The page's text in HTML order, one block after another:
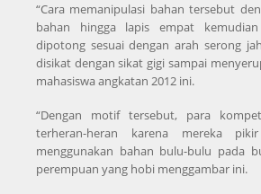
“Cara memanipulasi bahan tersebut
bahan hingga lapis empat
dipotong sesuai dengan arah serong
disikat dengan sikat gigi sampai
mahasiswa angkatan 2012 ini.
“Dengan motif tersebut, para
terheran-heran karena mereka
menggunakan bahan bulu-bulu pada
perempuan yang hobi menggambar ini.